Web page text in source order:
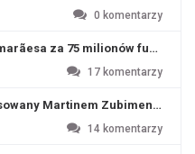
0 komentarzy
za 75 milionów funtów
17 komentarzy
Martinem Zubimendim
14 komentarzy